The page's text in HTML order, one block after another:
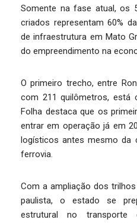
Somente na fase atual, os
criados representam 60%
de infraestrutura em Mato
do empreendimento na
O primeiro trecho, entre
com 211 quilômetros, está
Folha destaca que os
entrar em operação já em
logísticos antes mesmo da
ferrovia.
Com a ampliação dos
paulista, o estado se
estrutural no transporte